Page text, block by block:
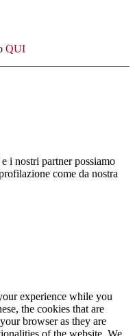
QUI
i nostri partner possiamo
come da nostra
experience while you
the cookies that are
browser as they are